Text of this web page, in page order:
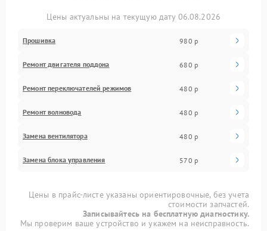
Цены актуальны на текущую дату 06.08.2026
Прошивка 980 р
Ремонт двигателя поддона 680 р
Ремонт переключателей режимов 480 р
Ремонт волновода 480 р
Замена вентилятора 480 р
Замена блока управления 570 р
Цены в прайс-листе указаны ориентировочные, без учета
стоимости запчастей.
Записывайтесь на бесплатную диагностику.
Мы проверим ваше устройство и укажем на неисправность.